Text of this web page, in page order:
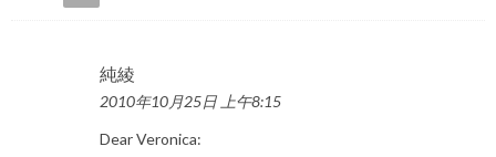
純綾
2010年10月25日 上午8:15
Dear Veronica: